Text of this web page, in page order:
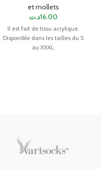
et mollets
16.00د.ت
Il est fait de tissu acrylique.
Disponible dans les tailles du S
au XXXL.